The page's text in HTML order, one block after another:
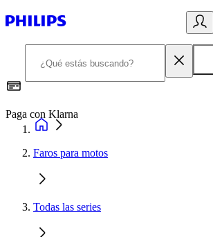
Paga con Klarna
Faros para motos
Todas las series